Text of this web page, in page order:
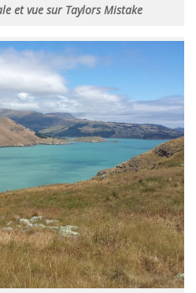
et vue sur Taylors Mistake